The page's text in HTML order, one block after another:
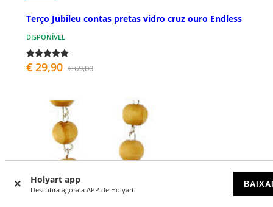
Holyart app
Descubra agora a APP de Holyart
Terço Jubileu contas pretas vidro cruz ouro Endless
DISPONÍVEL
€ 29,90 € 69,00